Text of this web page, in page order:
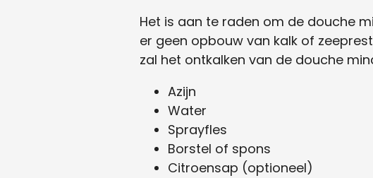
Het is aan te raden om de douche
er geen opbouw van kalk of
zal het ontkalken van de douche
Azijn
Water
Sprayfles
Borstel of spons
Citroensap (optioneel)